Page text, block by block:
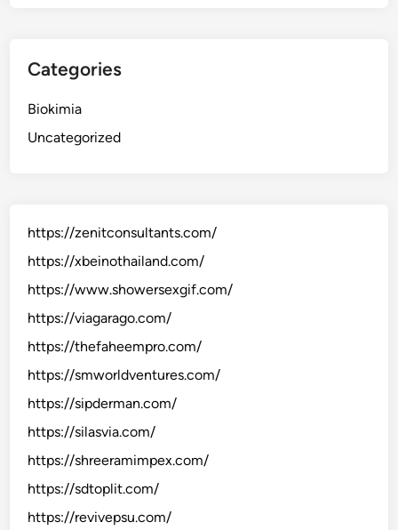
Categories
Biokimia
Uncategorized
https://zenitconsultants.com/
https://xbeinothailand.com/
https://www.showersexgif.com/
https://viagarago.com/
https://thefaheempro.com/
https://smworldventures.com/
https://sipderman.com/
https://silasvia.com/
https://shreeramimpex.com/
https://sdtoplit.com/
https://revivepsu.com/